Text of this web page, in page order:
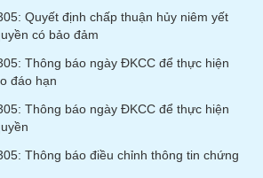
Quyết định chấp thuận hủy niêm yết
có bảo đảm
Thông báo ngày ĐKCC để thực hiện
đáo hạn
Thông báo ngày ĐKCC để thực hiện
Thông báo điều chỉnh thông tin chứng